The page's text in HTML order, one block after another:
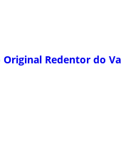
Redentor do